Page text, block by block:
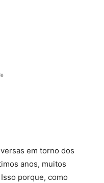
em torno dos
anos, muitos
porque, como